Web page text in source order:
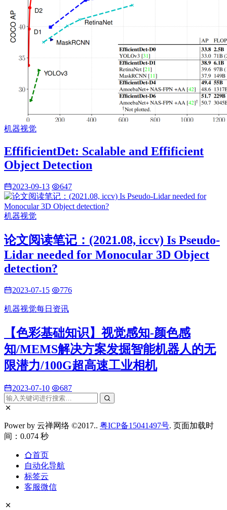
机器视觉
EffificientDet: Scalable and Effificient
Object Detection
2023-09-13 647
机器视觉
论文阅读笔记：(2021.08, iccv) Is Pseudo-
Lidar needed for Monocular 3D Object
detection?
2023-07-15 776
机器视觉每日资讯
【色彩基础知识】视觉感知-颜色感
知/MEMS解决方案发掘智能机器人的无
限潜力/100G超高速工业相机
2023-07-10 687
Power by 云禅网络 ©2017.. 粤ICP备15041497号. 页面加载时
间：0.074 秒
首页
自动化导航
标签云
客服微信